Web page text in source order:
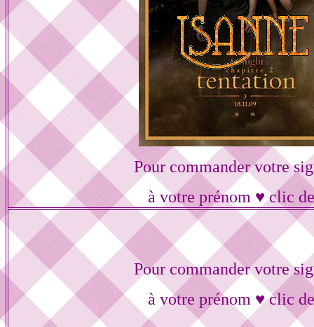
Pour commander votre
à votre prénom ♥ clic
Pour commander votre
à votre prénom ♥ clic